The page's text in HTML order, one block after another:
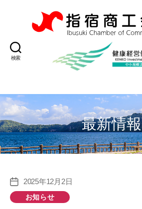
検索
指
宿
商
議
所
最新情報
投
稿
日
2025年12月2日
お知らせ